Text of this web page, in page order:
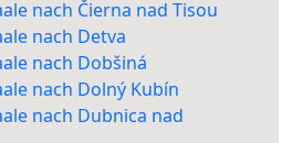
nach Čierna nad Tisou
nach Detva
nach Dobšiná
nach Dolný Kubín
nach Dubnica nad